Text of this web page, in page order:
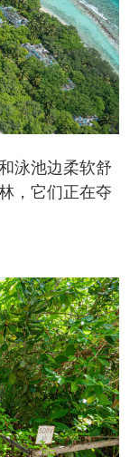
泳池边柔软舒
，它们正在夺